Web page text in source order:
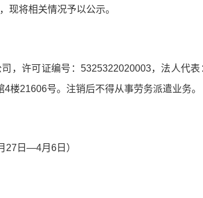
现将相关情况予以公示。
，许可证编号：5325322020003，法人代
楼21606号。注销后不得从事劳务派遣业务。
27日—4月6日）